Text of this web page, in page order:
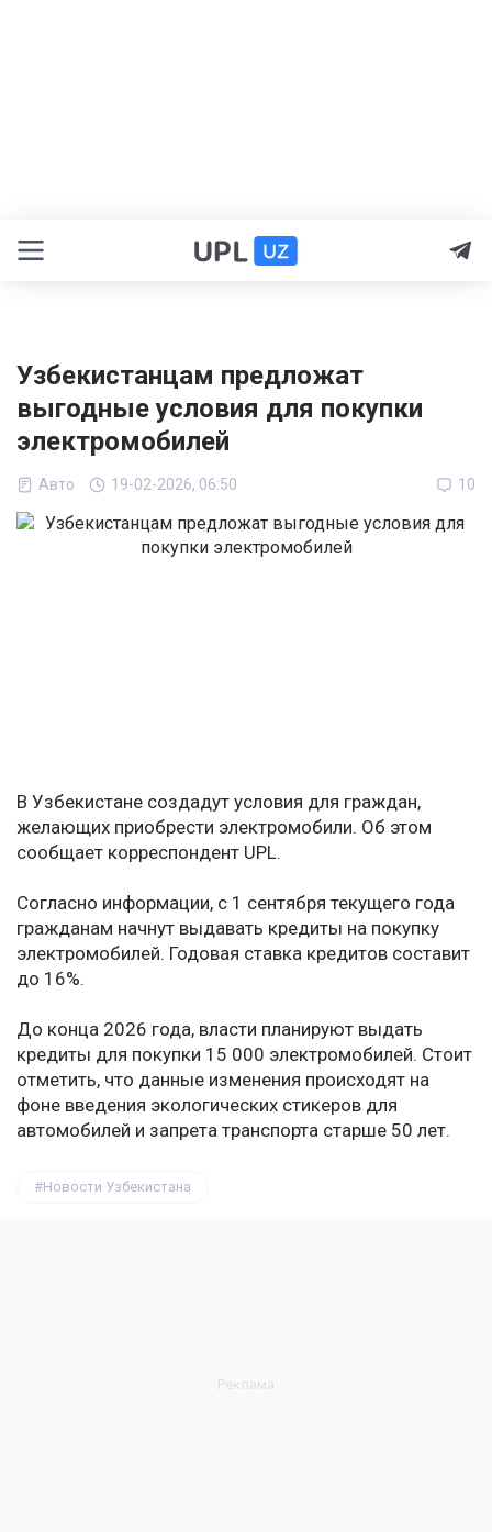
Узбекистанцам предложат
выгодные условия для покупки
электромобилей
Авто 19-02-2026, 06:50 10
В Узбекистане создадут условия для граждан,
желающих приобрести электромобили. Об этом
сообщает корреспондент UPL.
Согласно информации, с 1 сентября текущего года
гражданам начнут выдавать кредиты на покупку
электромобилей. Годовая ставка кредитов составит
до 16%.
До конца 2026 года, власти планируют выдать
кредиты для покупки 15 000 электромобилей. Стоит
отметить, что данные изменения происходят на
фоне введения экологических стикеров для
автомобилей и запрета транспорта старше 50 лет.
Новости Узбекистана